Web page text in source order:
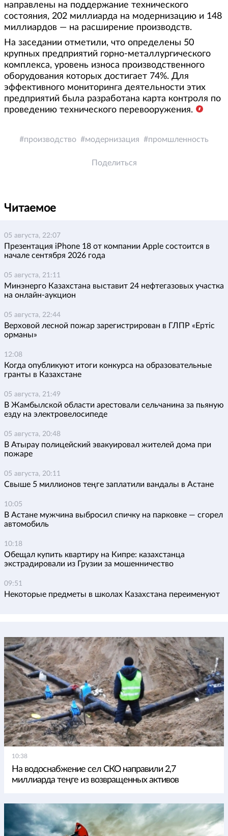
направлены на поддержание технического
состояния, 202 миллиарда на модернизацию и 148
миллиардов — на расширение производств.
На заседании отметили, что определены 50
крупных предприятий горно-металлургического
комплекса, уровень износа производственного
оборудования которых достигает 74%. Для
эффективного мониторинга деятельности этих
предприятий была разработана карта контроля по
проведению технического перевооружения.
производство модернизация промшленность
Поделиться
Читаемое
05 августа, 22:07
Презентация iPhone 18 от компании Apple состоится в
начале сентября 2026 года
05 августа, 21:11
Минэнерго Казахстана выставит 24 нефтегазовых участка
на онлайн-аукцион
05 августа, 22:44
Верховой лесной пожар зарегистрирован в ГЛПР «Ертіс
орманы»
12:08
Когда опубликуют итоги конкурса на образовательные
гранты в Казахстане
05 августа, 21:49
В Жамбылской области арестовали сельчанина за пьяную
езду на электровелосипеде
05 августа, 20:48
В Атырау полицейский эвакуировал жителей дома при
пожаре
05 августа, 20:11
Свыше 5 миллионов теңге заплатили вандалы в Астане
10:05
В Астане мужчина выбросил спичку на парковке — сгорел
автомобиль
10:18
Обещал купить квартиру на Кипре: казахстанца
экстрадировали из Грузии за мошенничество
09:51
Некоторые предметы в школах Казахстана переименуют
10:38
На водоснабжение сел СКО направили 2,7
миллиарда теңге из возвращенных активов